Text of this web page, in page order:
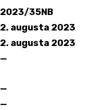
2023/35NB
2. augusta 2023
2. augusta 2023
—
—
—